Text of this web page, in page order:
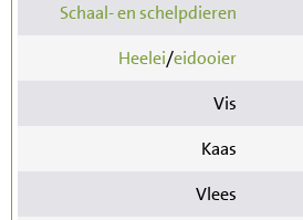
Schaal- en schelpdieren
Heelei/eidooier
Vis
Kaas
Vlees